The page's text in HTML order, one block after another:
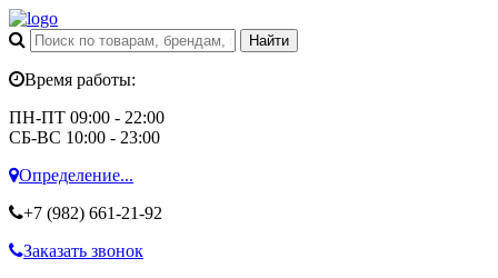
Время работы:
ПН-ПТ 09:00 - 22:00
СБ-ВС 10:00 - 23:00
Определение...
+7 (982) 661-21-92
Заказать звонок